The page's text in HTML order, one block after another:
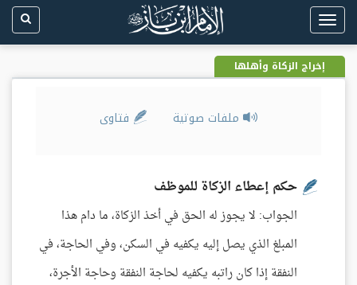
Toggle
navigation
إخراج الزكاة وأهلها
ملفات صوتية فتاوى
حكم إعطاء الزكاة للموظف
الجواب: لا يجوز له الحق في أخذ الزكاة، ما دام هذا
المبلغ الذي يصل إليه يكفيه في السكن، وفي الحاجة، في
النفقة إذا كان راتبه يكفيه لحاجة النفقة وحاجة الأجرة،